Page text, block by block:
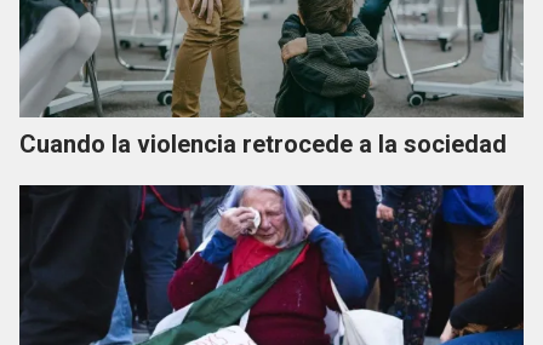
Cuando la violencia retrocede a la sociedad